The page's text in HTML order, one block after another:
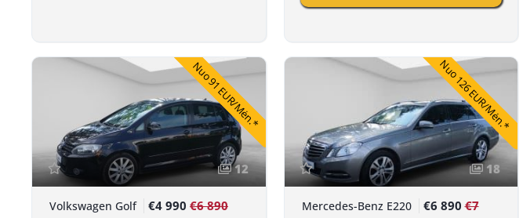
Nuo 91 EUR/Mėn.*
12
Volkswagen Golf €4 990 €6 890
Nuo 126 EUR/Mėn.*
18
Mercedes-Benz E220 €6 890€7